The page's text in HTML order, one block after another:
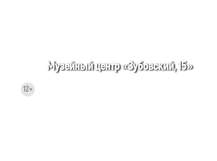
Музейный центр «Зубовский, 15»
12+